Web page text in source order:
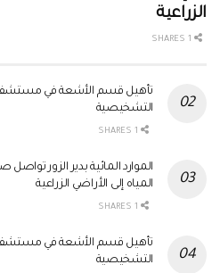
الزراعية
تأهيل قسم الأشعة في مستشفى
التشخيصية
الموارد المائية بدير الزور
المياه إلى الأراضي الزراعية
تأهيل قسم الأشعة في مستشفى
التشخيصية